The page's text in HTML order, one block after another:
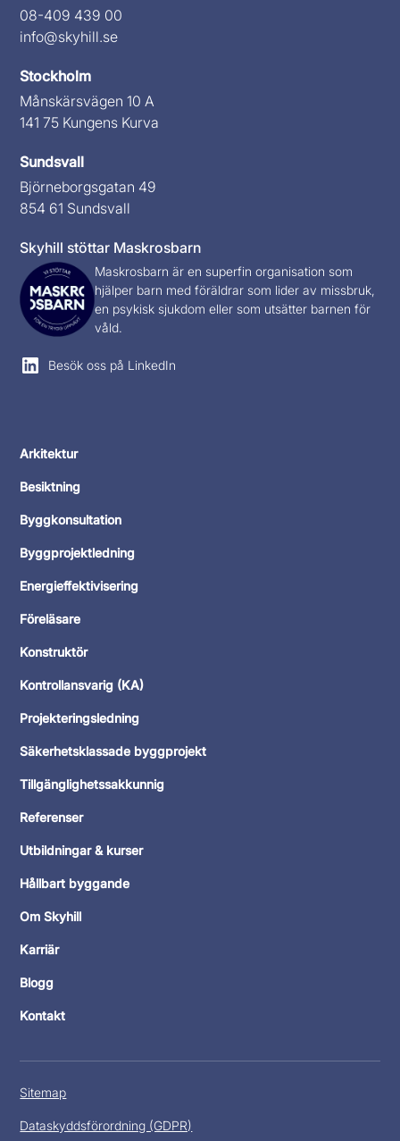
08-409 439 00
info@skyhill.se
Stockholm
Månskärsvägen 10 A
141 75 Kungens Kurva
Sundsvall
Björneborgsgatan 49
854 61 Sundsvall
Skyhill stöttar Maskrosbarn
Maskrosbarn är en superfin organisation som
hjälper barn med föräldrar som lider av missbruk,
en psykisk sjukdom eller som utsätter barnen för
våld.
Besök oss på LinkedIn
Arkitektur
Besiktning
Byggkonsultation
Byggprojektledning
Energieffektivisering
Föreläsare
Konstruktör
Kontrollansvarig (KA)
Projekteringsledning
Säkerhetsklassade byggprojekt
Tillgänglighetssakkunnig
Referenser
Utbildningar & kurser
Hållbart byggande
Om Skyhill
Karriär
Blogg
Kontakt
Sitemap
Dataskyddsförordning (GDPR)